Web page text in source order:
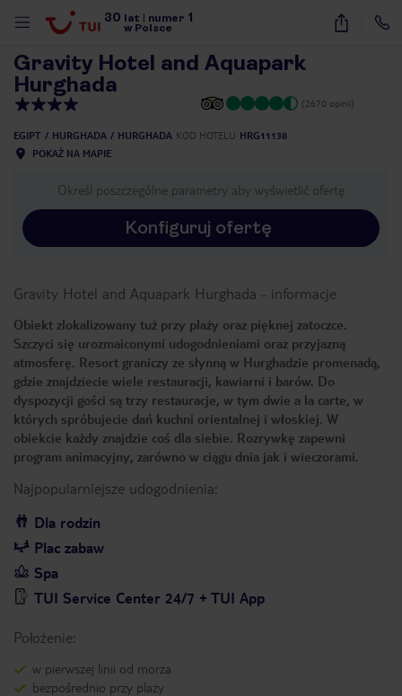
30 lat numer 1
w Polsce
21
Gravity Hotel and Aquapark
Hurghada
(2670 opinii)
EGIPT HURGHADA HURGHADA KOD HOTELU HRG11138
POKAŻ NA MAPIE
Określ poszczególne parametry aby wyświetlić ofertę
Konfiguruj ofertę
Gravity Hotel and Aquapark Hurghada - informacje
Obiekt zlokalizowany tuż przy plaży oraz pięknej zatoczce.
Szczyci się urozmaiconymi udogodnieniami oraz przyjazną
atmosferę. Resort graniczy ze słynną w Hurghadzie promenadą,
gdzie znajdziecie wiele restauracji, kawiarni i barów. Do
dyspozycji gości są trzy restauracje, w tym dwie a la carte, w
których spróbujecie dań kuchni orientalnej i włoskiej. W
obiekcie każdy znajdzie coś dla siebie. Rozrywkę zapewni
program animacyjny, zarówno w ciągu dnia jak i wieczorami.
Najpopularniejsze udogodnienia:
Dla rodzin
Plac zabaw
Spa
TUI Service Center 24/7 + TUI App
Położenie:
w pierwszej linii od morza
bezpośrednio przy plaży